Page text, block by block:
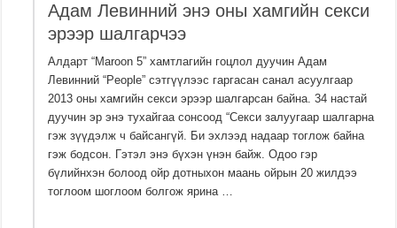
Адам Левинний энэ оны хамгийн секси
эрээр шалгарчээ
Алдарт “Maroon 5” хамтлагийн гоцлол дуучин Адам
Левинний “People” сэтгүүлээс гаргасан санал асуулгаар
2013 оны хамгийн секси эрээр шалгарсан байна. 34 настай
дуучин эр энэ тухайгаа сонсоод “Секси залуугаар шалгарна
гэж зүүдэлж ч байсангүй. Би эхлээд надаар тоглож байна
гэж бодсон. Гэтэл энэ бүхэн үнэн байж. Одоо гэр
бүлийнхэн болоод ойр дотныхон маань ойрын 20 жилдээ
тоглоом шоглоом болгож ярина …